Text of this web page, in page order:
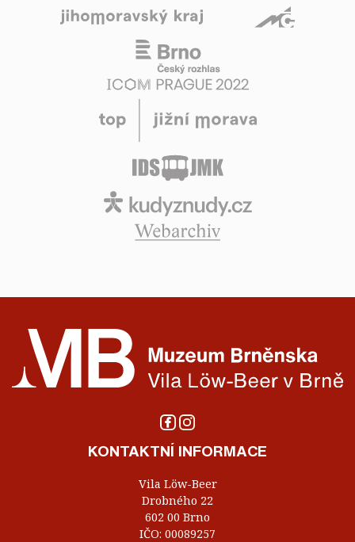
KONTAKTNÍ INFORMACE
Vila Löw-Beer
Drobného 22
602 00 Brno
IČO: 00089257